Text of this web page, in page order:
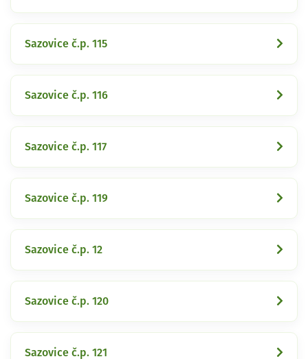
Sazovice č.p. 115
Sazovice č.p. 116
Sazovice č.p. 117
Sazovice č.p. 119
Sazovice č.p. 12
Sazovice č.p. 120
Sazovice č.p. 121